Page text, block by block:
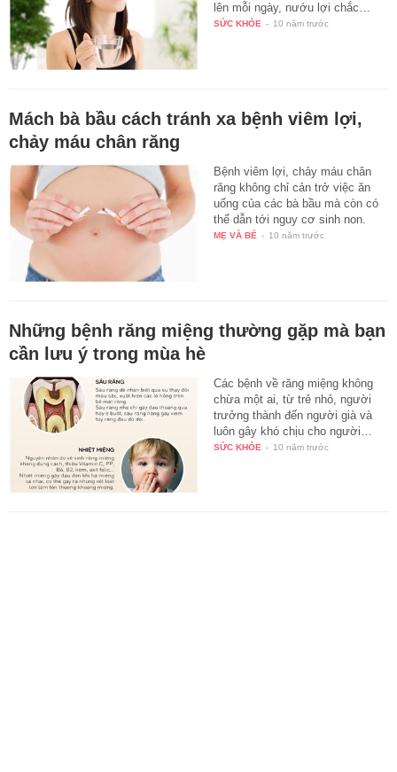
lên mỗi ngày, nướu lợi chắc…
SỨC KHỎE - 10 năm trước
Mách bà bầu cách tránh xa bệnh viêm lợi,
chảy máu chân răng
Bệnh viêm lợi, chảy máu chân
răng không chỉ cản trở việc ăn
uống của các bà bầu mà còn có
thể dẫn tới nguy cơ sinh non.
MẸ VÀ BÉ - 10 năm trước
Những bệnh răng miệng thường gặp mà bạn
cần lưu ý trong mùa hè
Các bệnh về răng miệng không
chừa một ai, từ trẻ nhỏ, người
trưởng thành đến người già và
luôn gây khó chịu cho người…
SỨC KHỎE - 10 năm trước